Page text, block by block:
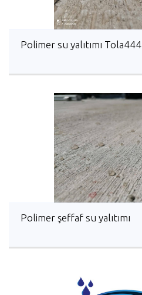
Polimer su yalıtımı Tola444
Polimer şeffaf su yalıtımı